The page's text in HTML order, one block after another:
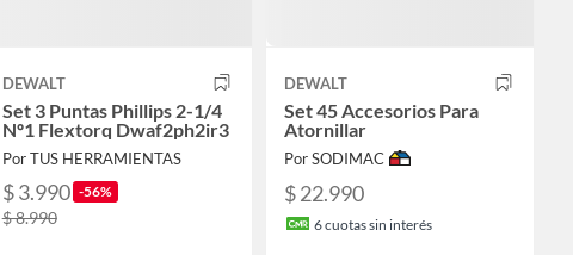
DEWALT
Set 3 Puntas Phillips 2-1/4
Nº1 Flextorq Dwaf2ph2ir3
Por TUS HERRAMIENTAS
$ 3.990 -56%
$ 8.990
DEWALT
Set 45 Accesorios Para
Atornillar
Por SODIMAC
$ 22.990
6cuotas sin interés